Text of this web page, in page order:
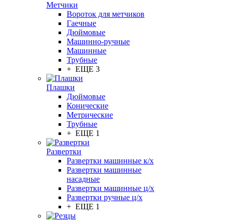
Метчики
Вороток для метчиков
Гаечные
Дюймовые
Машинно-ручные
Машинные
Трубные
+ ЕЩЕ 3
Плашки
Дюймовые
Конические
Метрические
Трубные
+ ЕЩЕ 1
Развертки
Развертки машинные к/х
Развертки машинные
насадные
Развертки машинные ц/х
Развертки ручные ц/х
+ ЕЩЕ 1